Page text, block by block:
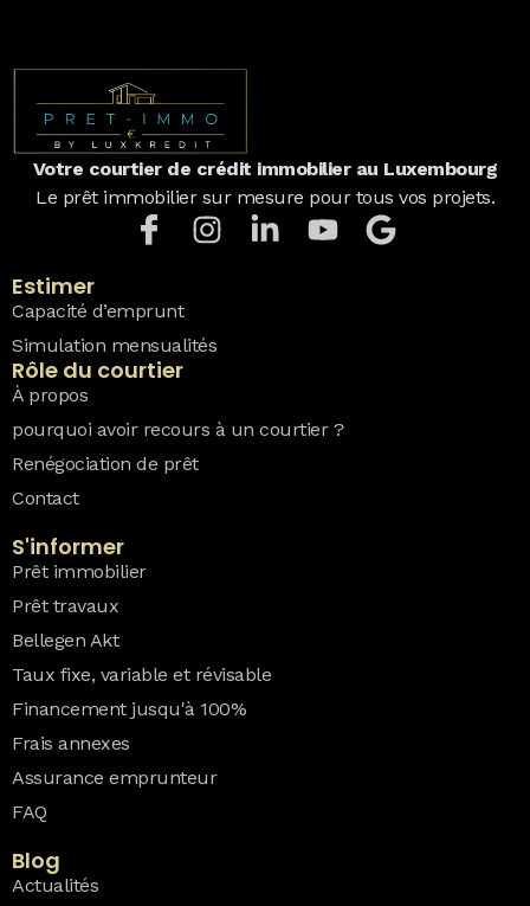
Votre courtier de crédit immobilier au Luxembourg
Le prêt immobilier sur mesure pour tous vos projets.
Estimer
Capacité d’emprunt
Simulation mensualités
Rôle du courtier
À propos
pourquoi avoir recours à un courtier ?
Renégociation de prêt
Contact
S'informer
Prêt immobilier
Prêt travaux
Bellegen Akt
Taux fixe, variable et révisable
Financement jusqu'à 100%
Frais annexes
Assurance emprunteur
FAQ
Blog
Actualités